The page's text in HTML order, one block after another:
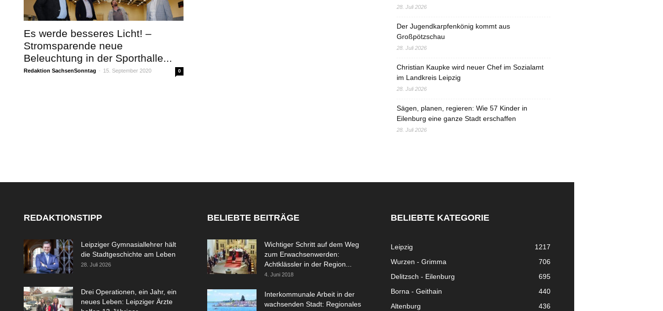
Es werde besseres Licht! –
Stromsparende neue
Beleuchtung in der Sporthalle...
Redaktion SachsenSonntag - 15. September 2020 0
28. Juli 2026
Der Jugendkarpfenkönig kommt aus
Großpötzschau
28. Juli 2026
Christian Kaupke wird neuer Chef im Sozialamt
im Landkreis Leipzig
28. Juli 2026
Sägen, planen, regieren: Wie 57 Kinder in
Eilenburg eine ganze Stadt erschaffen
28. Juli 2026
REDAKTIONSTIPP
Leipziger Gymnasiallehrer hält
die Stadtgeschichte am Leben
28. Juli 2026
Drei Operationen, ein Jahr, ein
neues Leben: Leipziger Ärzte
BELIEBTE BEITRÄGE
Wichtiger Schritt auf dem Weg
zum Erwachsenwerden:
Achtklässler in der Region...
4. Juni 2018
Interkommunale Arbeit in der
wachsenden Stadt: Regionales
BELIEBTE KATEGORIE
Leipzig
1217
Wurzen - Grimma
706
Delitzsch - Eilenburg
695
Borna - Geithain
440
Altenburg
436